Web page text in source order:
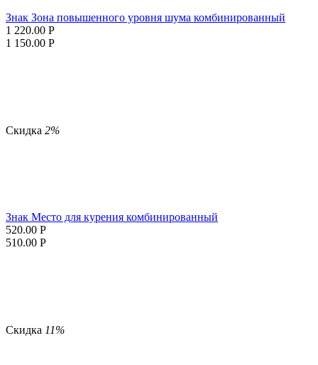
Знак Зона повышенного уровня шума комбинированный
1 220.00 Р
1 150.00 Р
Скидка 2%
Знак Место для курения комбинированный
520.00 Р
510.00 Р
Скидка 11%